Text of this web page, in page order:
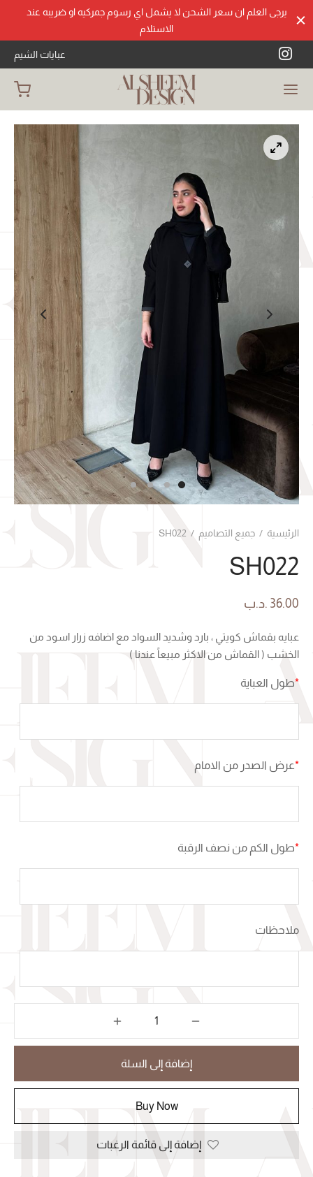
يرجى العلم ان سعر الشحن لا يشمل اي رسوم جمركيه او ضريبه عند
الاستلام
عبايات الشيم
الرئيسية / جميع التصاميم /
SH022
36.00 .د.ب
عبايه بقماش كويتي ، بارد وشديد السواد مع اضافه زرار اسود من
الخشب ( القماش من الاكثر مبيعاً عندنا )
*طول العباية
*عرض الصدر من الامام
*طول الكم من نصف الرقبة
ملاحظات
إضافة إلى السلة
Buy Now
إضافة إلى قائمة الرغبات